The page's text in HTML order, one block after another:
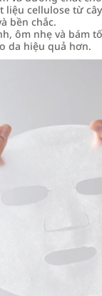
liệu cellulose từ
bền chắc.
ôm nhẹ và bám
da hiệu quả hơn.